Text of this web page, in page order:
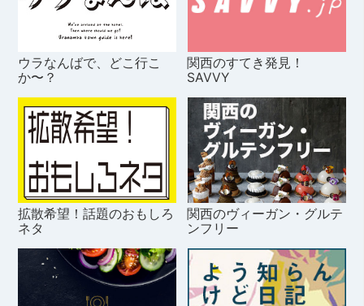
ウラなんばで、どこ行こ
か〜？
関西のすてき発見！
SAVVY
拡散希望！話題のおもしろ
ネタ
関西のヴィーガン・グルテ
ンフリー